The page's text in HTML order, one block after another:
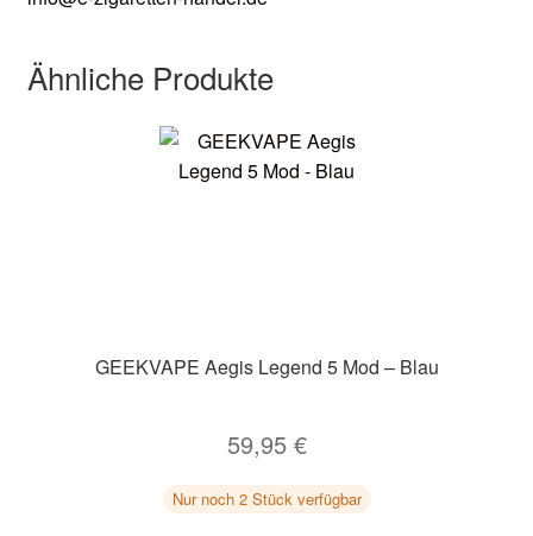
Ähnliche Produkte
GEEKVAPE Aegis Legend 5 Mod – Blau
59,95 €
Nur noch 2 Stück verfügbar